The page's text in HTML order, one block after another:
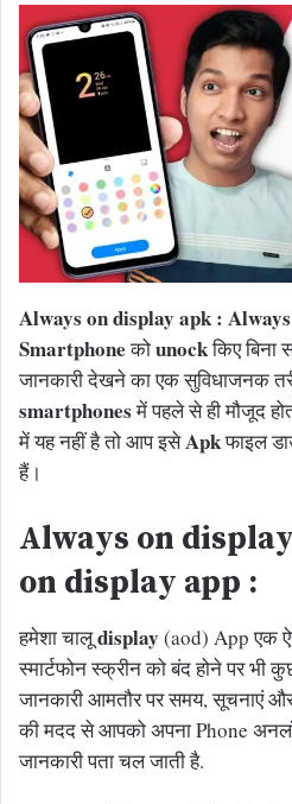
Always on display apk :
Smartphoneकोunockकिए बिना
जानकारी देखने का एक सुविधाजनक
smartphonesमें पहले से ही मौजूद
में यह नहीं है तो आप इसेApkफाइल
हैं।
Always on
on display app :
हमेशा चालूdisplay (aod) App एक
स्मार्टफोन स्क्रीन को बंद होने पर भी
जानकारी आमतौर पर समय, सूचनाएं
की मदद से आपको अपना Phone
जानकारी पता चल जाती है.